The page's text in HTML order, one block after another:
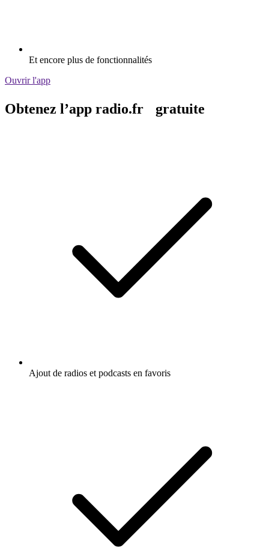
Et encore plus de fonctionnalités
Ouvrir l'app
Obtenez l’app radio.fr gratuite
Ajout de radios et podcasts en favoris